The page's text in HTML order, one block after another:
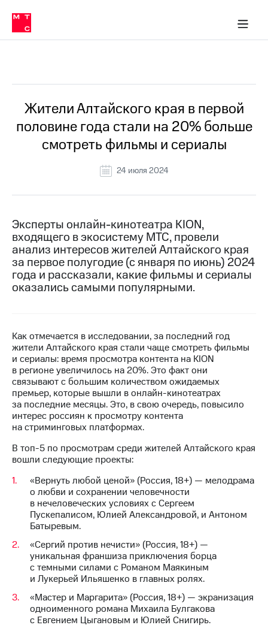
Медиа-центр
и акционерам
Устойчивое развитие
Комплаенс и деловая этика
компании
Карьера
История
компании
Руководство
информация
Контакты
Медиа-центр
Пресс-
релизы
МТС
Интервью
Финансовая
отчетность
Контакты
Новости
регионе
Корпоративное
управление
Корпоративный
секретарь
Раскрытие
информации
Информация
акционерам
Документы
ПАО
"МТС"
Собрания
в МТС
Пресс-
релизы
МТС
о технологиях
Жители Алтайского края в первой
половине года стали на 20% больше
смотреть фильмы и сериалы
24 июля 2024
Эксперты онлайн-кинотеатра KION,
входящего в экосистему МТС, провели
анализ интересов жителей Алтайского края
за первое полугодие (с января по июнь) 2024
года и рассказали, какие фильмы и сериалы
оказались самыми популярными.
Как отмечается в исследовании, за последний год
жители Алтайского края стали чаще смотреть фильмы
и сериалы: время просмотра контента на KION
в регионе увеличилось на 20%. Это факт они
связывают с большим количеством ожидаемых
премьер, которые вышли в онлайн-кинотеатрах
за последние месяцы. Это, в свою очередь, повысило
интерес россиян к просмотру контента
на стриминговых платформах.
В топ-5 по просмотрам среди жителей Алтайского края
вошли следующие проекты:
«Вернуть любой ценой» (Россия, 18+) — мелодрама
о любви и сохранении человечности
в нечеловеческих условиях с Сергеем
Пускепалисом, Юлией Александровой, и Антоном
Батыревым.
«Сергий против нечисти» (Россия, 18+) —
уникальная франшиза приключения борца
с темными силами с Романом Маякиным
и Лукерьей Ильяшенко в главных ролях.
«Мастер и Маргарита» (Россия, 18+) — экранизация
одноименного романа Михаила Булгакова
с Евгением Цыгановым и Юлией Снигирь.